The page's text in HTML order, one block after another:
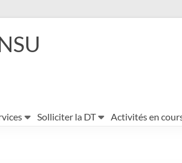
Solliciter la DT Activités en